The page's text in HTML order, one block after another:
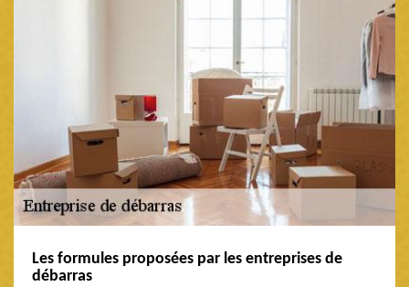
Les formules proposées par les entreprises de
débarras